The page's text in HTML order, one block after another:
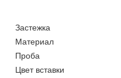
Застежка
Материал
Проба
Цвет вставки